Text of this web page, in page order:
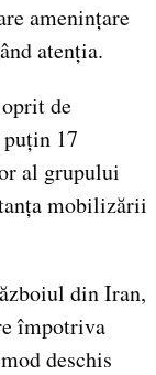
amenințare
atenția.
de
17
al grupului
mobilizării
din Iran,
împotriva
deschis